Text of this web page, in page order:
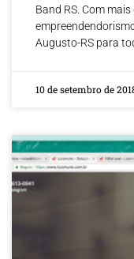
Band RS. Com
Augusto-RS para
10 de setembro de